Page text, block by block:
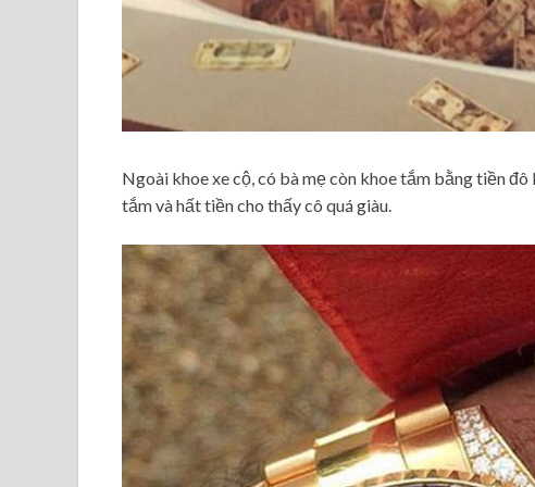
Ngoài khoe xe cộ, có bà mẹ còn khoe tắm bằng tiền
tắm và hất tiền cho thấy cô quá giàu.